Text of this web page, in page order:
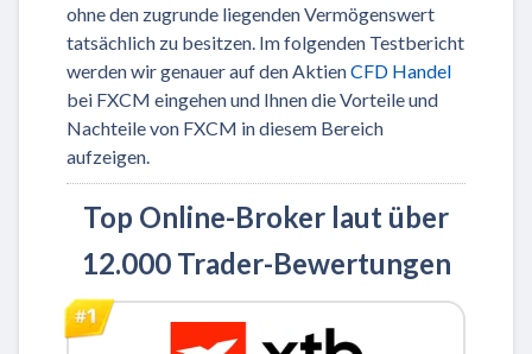
ohne den zugrunde liegenden Vermögenswert
tatsächlich zu besitzen. Im folgenden Testbericht
werden wir genauer auf den AktienCFD Handel
bei FXCM eingehen und Ihnen die Vorteile und
Nachteile von FXCM in diesem Bereich
aufzeigen.
Top Online-Broker laut über
12.000 Trader-Bewertungen